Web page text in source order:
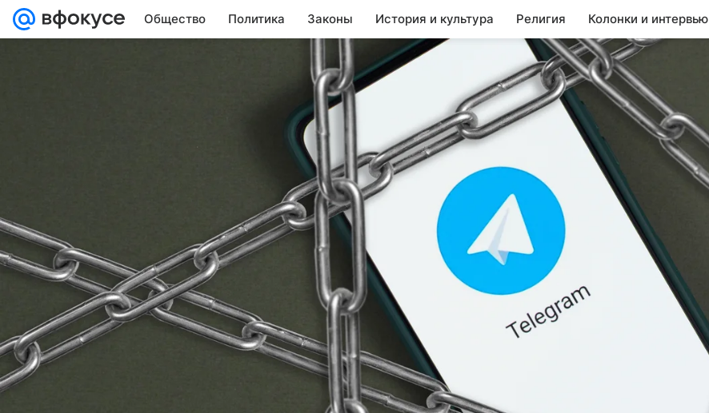
Общество Политика Законы История и культура Религия Колонки и интервью